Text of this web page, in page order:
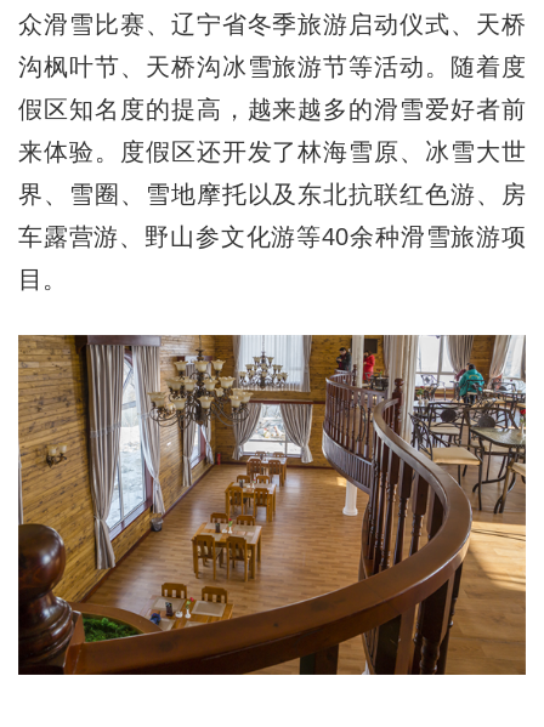
众滑雪比赛、辽宁省冬季旅游启动仪式、天桥
沟枫叶节、天桥沟冰雪旅游节等活动。随着度
假区知名度的提高，越来越多的滑雪爱好者前
来体验。度假区还开发了林海雪原、冰雪大世
界、雪圈、雪地摩托以及东北抗联红色游、房
车露营游、野山参文化游等40余种滑雪旅游项
目。